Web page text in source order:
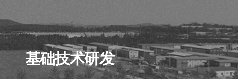
基础技术研发